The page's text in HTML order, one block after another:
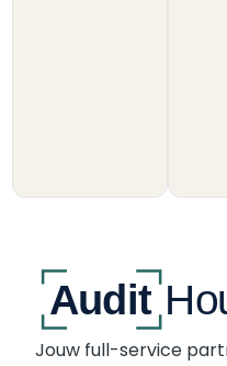
Jouw full-service